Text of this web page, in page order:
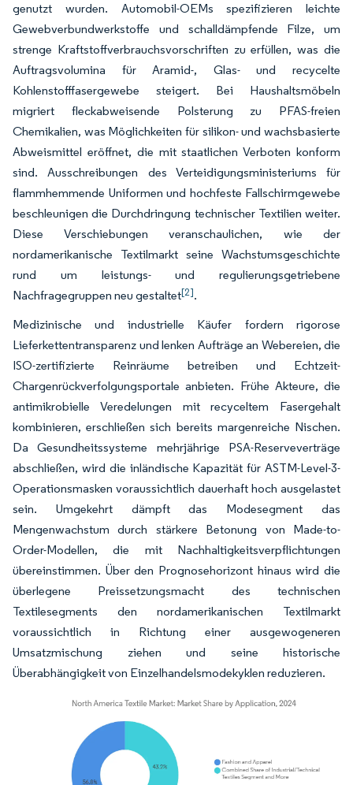
genutzt wurden. Automobil-OEMs spezifizieren leichte
Gewebverbundwerkstoffe und schalldämpfende Filze, um
strenge Kraftstoffverbrauchsvorschriften zu erfüllen, was die
Auftragsvolumina für Aramid-, Glas- und recycelte
Kohlenstofffasergewebe steigert. Bei Haushaltsmöbeln
migriert fleckabweisende Polsterung zu PFAS-freien
Chemikalien, was Möglichkeiten für silikon- und wachsbasierte
Abweismittel eröffnet, die mit staatlichen Verboten konform
sind. Ausschreibungen des Verteidigungsministeriums für
flammhemmende Uniformen und hochfeste Fallschirmgewebe
beschleunigen die Durchdringung technischer Textilien weiter.
Diese Verschiebungen veranschaulichen, wie der
nordamerikanische Textilmarkt seine Wachstumsgeschichte
rund um leistungs- und regulierungsgetriebene
Nachfragegruppen neu gestaltet[2].
Medizinische und industrielle Käufer fordern rigorose
Lieferkettentransparenz und lenken Aufträge an Webereien, die
ISO-zertifizierte Reinräume betreiben und Echtzeit-
Chargenrückverfolgungsportale anbieten. Frühe Akteure, die
antimikrobielle Veredelungen mit recyceltem Fasergehalt
kombinieren, erschließen sich bereits margenreiche Nischen.
Da Gesundheitssysteme mehrjährige PSA-Reserveverträge
abschließen, wird die inländische Kapazität für ASTM-Level-3-
Operationsmasken voraussichtlich dauerhaft hoch ausgelastet
sein. Umgekehrt dämpft das Modesegment das
Mengenwachstum durch stärkere Betonung von Made-to-
Order-Modellen, die mit Nachhaltigkeitsverpflichtungen
übereinstimmen. Über den Prognosehorizont hinaus wird die
überlegene Preissetzungsmacht des technischen
Textilesegments den nordamerikanischen Textilmarkt
voraussichtlich in Richtung einer ausgewogeneren
Umsatzmischung ziehen und seine historische
Überabhängigkeit von Einzelhandelsmodekyklen reduzieren.